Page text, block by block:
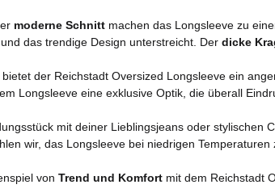
moderne Schnitt machen das Longsleeve zu
und das trendige Design unterstreicht. Der dicke
, bietet der Reichstadt Oversized Longsleeve ein
Longsleeve eine exklusive Optik, die überall
mit deiner Lieblingsjeans oder
wir, das Longsleeve bei niedrigen
von Trend und Komfort mit dem Reichstadt